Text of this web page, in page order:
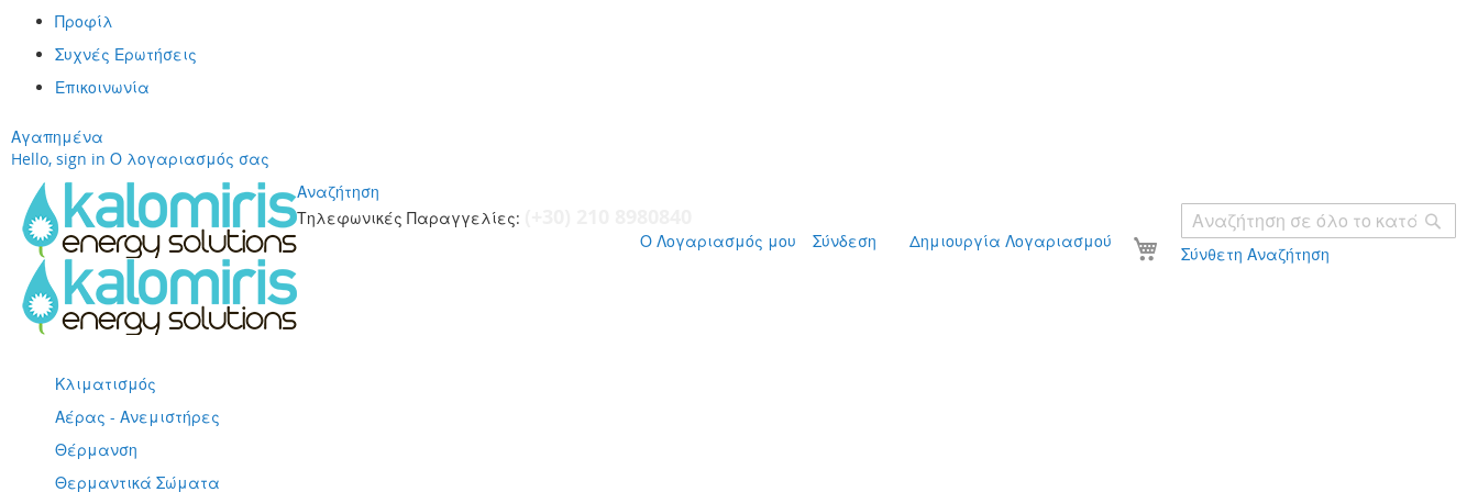
Προφίλ
Συχνές Ερωτήσεις
Επικοινωνία
Αγαπημένα
Hello, sign in Ο λογαριασμός σας
Αναζήτηση
Σύνθετη Αναζήτηση
Τηλεφωνικές Παραγγελίες:
Το καλάθι σας
Ο Λογαριασμός μου Σύνδεση Δημιουργία Λογαριασμού
περιεχόμενο
Κλιματισμός
Αέρας - Ανεμιστήρες
Θέρμανση
Θερμαντικά Σώματα